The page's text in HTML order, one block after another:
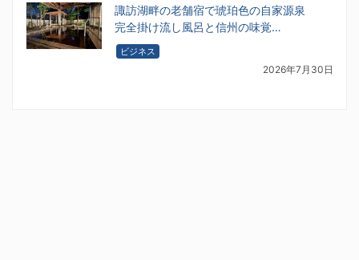
諏訪湖畔の老舗宿で琥珀色の自家源泉
完全掛け流し風呂と信州の味覚…
ビジネス
2026年7月30日